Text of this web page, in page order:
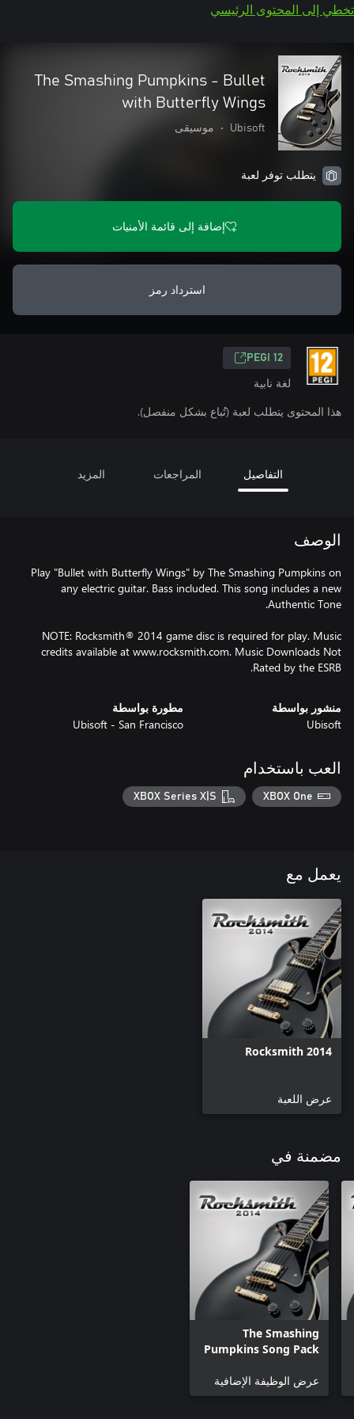
تخطي إلى المحتوى الرئيسي
The Smashing Pumpkins - Bullet
with Butterfly Wings
Ubisoft
• موسيقى
يتطلب توفر لعبة
إضافة إلى قائمة الأمنيات
استرداد رمز
PEGI 12
لغة نابية
هذا المحتوى يتطلب لعبة (تُباع بشكل منفصل).
التفاصيل المراجعات المزيد
الوصف
Play "Bullet with Butterfly Wings" by The Smashing Pumpkins on
any electric guitar. Bass included. This song includes a new
NOTE: Rocksmith® 2014 game disc is required for play. Music
credits available at www.rocksmith.com. Music Downloads Not
Rated by the ESRB.
منشور بواسطة
Ubisoft
مطورة بواسطة
Ubisoft - San Francisco
العب باستخدام
XBOX One
XBOX Series X|S
يعمل مع
Rocksmith 2014
عرض اللعبة
مضمنة في
The Smashing
Pumpkins Song Pack
عرض الوظيفة الإضافية